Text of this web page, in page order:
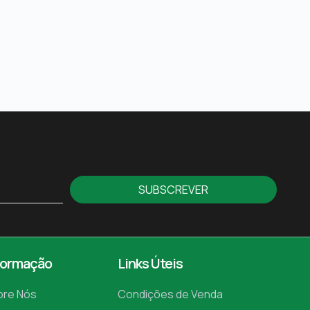
SUBSCREVER
Nós
Links Úteis
Condições de Venda